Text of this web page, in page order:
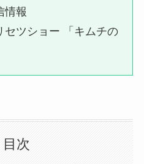
情報
セツショー 「キムチの
目次